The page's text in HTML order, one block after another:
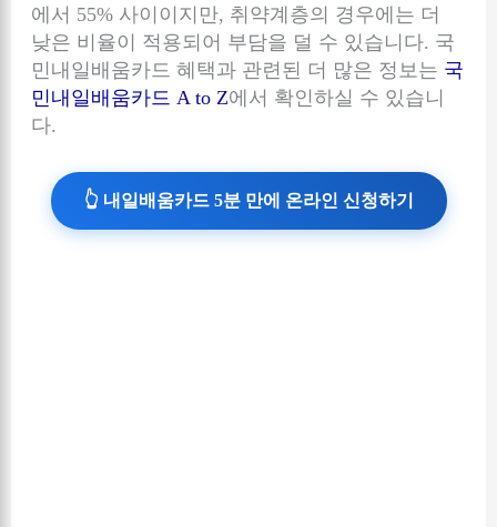
에서 55% 사이이지만, 취약계층의 경우에는 더
낮은 비율이 적용되어 부담을 덜 수 있습니다. 국
민내일배움카드 혜택과 관련된 더 많은 정보는 국
민내일배움카드 A to Z에서 확인하실 수 있습니
다.
👆 내일배움카드 5분 만에 온라인 신청하기